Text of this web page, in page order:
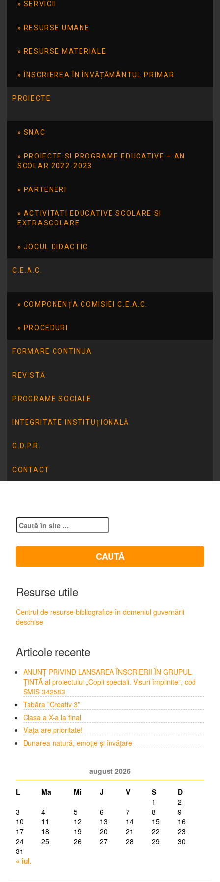
SERVICII
RESURSE UMANE
RESURSE MATERIALE
ÎNSCRIEREA ÎN ÎNVĂȚĂMÂNTUL PRIMAR
PROIECTE
SNAC
PROIECTE SI PROGRAME EDUCATIVE – AN
SCOLAR 2022-2023
PARTENERI
ACTIVITATI EDUCATIVE SCOLARE SI
EXTRASCOLARE
JOCUL DIDACTIC
C.E.A.C.
COMPONENȚA COMISIEI C.E.A.C.
PROCEDURI
FORMARE CONTINUA
REVISTĂ
PROGRAME SOCIALE
INTEGRITATE INSTITUȚIONALĂ
G.D.P.R.
CONTACT
Conștientizarea pericolelor și
Adoptarea unei conduite civilizate în spațiile
publice
laboratorului mobil al Poliției Rutiere!
valoros, esențial în prevenirea
mediu școlar sigur și armonios!
Dunarea-natură, emoție și învățare
Resurse utile
Centrul de resurse bibliografice în domeniul guvernării
deschise
Articole recente
ANUNȚ PRIVIND LANSAREA ÎNSCRIERII ÎN GRUPUL
ȚINTĂ al proiectului „Copii speciali. Visuri împlinite”, cod
SMIS 342583
Tabăra ”Creativ 3”
Clasa a X-a la final
Viața are prioritate!
Dunarea-natură, emoție și învățare
august 2026
L Ma Mi J V S
D
1
2
3
4 5 6 7 8
9
10
11 12 13 14 15
16
17
18 19 20 21 22
23
24
25 26 27 28 29
30
31
« iul.